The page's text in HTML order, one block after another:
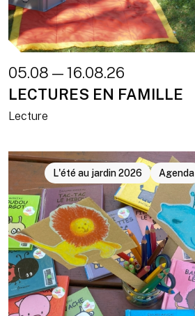
05.08 — 16.08.26
LECTURES EN FAMILLE
Lecture
L'été au jardin 2026 Agenda